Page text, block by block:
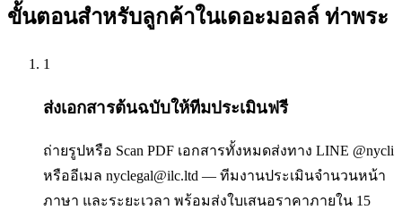
ขั้นตอนสำหรับลูกค้าในเดอะมอลล์ ท่าพระ
1
ส่งเอกสารต้นฉบับให้ทีมประเมินฟรี
ถ่ายรูปหรือ Scan PDF เอกสารทั้งหมดส่งทาง LINE @nycli
หรืออีเมล nyclegal@ilc.ltd — ทีมงานประเมินจำนวนหน้า
ภาษา และระยะเวลา พร้อมส่งใบเสนอราคาภายใน 15